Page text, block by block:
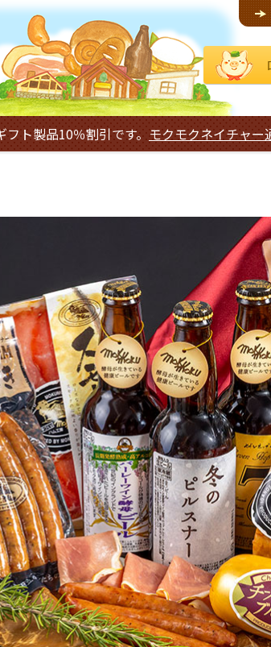
ト製品10％割引です。 モクモクネイチャー